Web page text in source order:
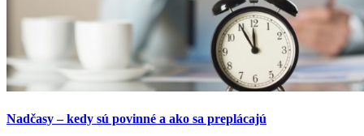
Nadčasy – kedy sú povinné a ako sa preplácajú